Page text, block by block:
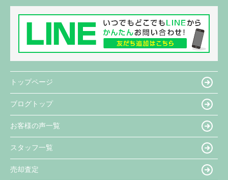
トップページ
ブログトップ
お客様の声一覧
スタッフ一覧
売却査定